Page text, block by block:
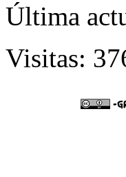
Última
Visitas: